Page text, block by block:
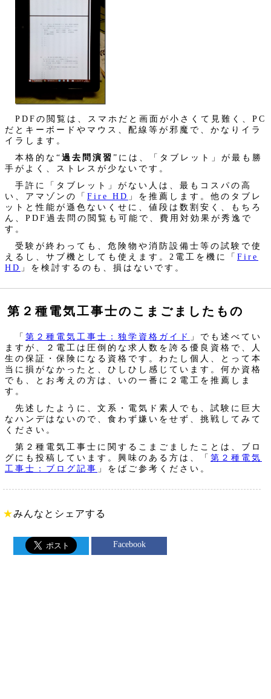
PDFの閲覧は、スマホだと画面が小さくて見難く、PC
だとキーボードやマウス、配線等が邪魔で、かなりイラ
イラします。
本格的な“過去問演習”には、「タブレット」が最も勝
手がよく、ストレスが少ないです。
手許に「タブレット」がない人は、最もコスパの高
い、アマゾンの「 Fire HD 」を推薦します。他のタブレ
ットと性能が遜色ないくせに、値段は数割安く、もちろ
ん、PDF過去問の閲覧も可能で、費用対効果が秀逸で
す。
受験が終わっても、危険物や消防設備士等の試験で使
えるし、サブ機としても使えます。2電工を機に「 Fire
HD 」を検討するのも、損はないです。
第２種電気工事士のこまごましたもの
「 第２種電気工事士：独学資格ガイド
」でも述べてい
ますが、２電工は圧倒的な求人数を誇る優良資格で、人
生の保証・保険になる資格です。わたし個人、とって本
当に損がなかったと、ひしひし感じています。何か資格
でも、とお考えの方は、いの一番に２電工を推薦しま
す。
先述したように、文系・電気ド素人でも、試験に巨大
なハンデはないので、食わず嫌いをせず、挑戦してみて
ください。
第２種電気工事士に関するこまごましたことは、ブロ
グにも投稿しています。興味のある方は、「 第２種電気
工事士：ブログ記事 」をばご参考ください。
★みんなとシェアする
Facebook